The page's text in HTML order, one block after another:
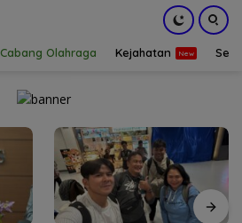
Cabang Olahraga Kejahatan